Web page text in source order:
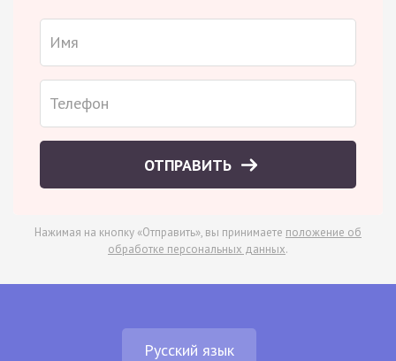
ОТПРАВИТЬ
Нажимая на кнопку «Отправить», вы принимаете положение об
обработке персональных данных.
Русский язык